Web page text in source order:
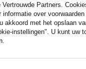
Partners.
informatie over
akkoord met het opslaan
instellingen". U kunt uw